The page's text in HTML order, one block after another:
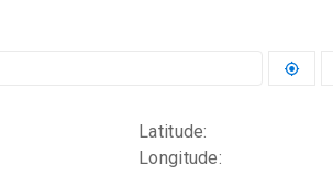
Latitude:
Longitude: